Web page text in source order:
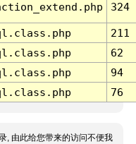
324
211
62
94
76
, 由此给您带来的访问不便我